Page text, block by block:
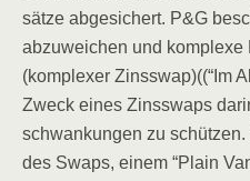
sät­ze abge­si­chert. P&G
abzu­wei­chen und
(kom­ple­xer Zinsswap)((“Im
Zweck eines Zins­swaps
schwan­kun­gen zu
des Swaps, einem “Plain